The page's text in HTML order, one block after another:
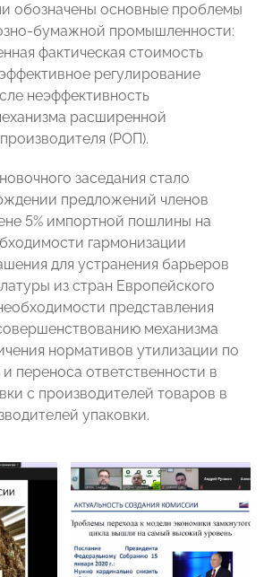
обозначены основные проблемы
бумажной промышленности:
фактическая стоимость
регулирование
неэффективность
расширенной
(РОП).
заседания стало
предложений членов
5% импортной пошлины на
гармонизации
для устранения барьеров
из стран Европейского
представления
механизма
нормативов утилизации по
переноса ответственности в
с производителей товаров в
упаковки.